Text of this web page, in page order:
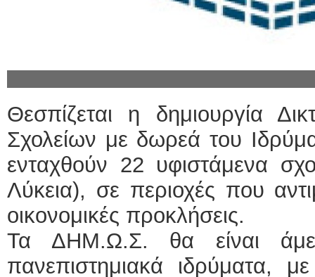
Θεσπίζεται η δημιουργία
Σχολείων με δωρεά του
ενταχθούν 22 υφιστάμενα
Λύκεια), σε περιοχές που
οικονομικές προκλήσεις.
Τα ΔΗΜ.Ω.Σ. θα είναι
πανεπιστημιακά ιδρύματα,